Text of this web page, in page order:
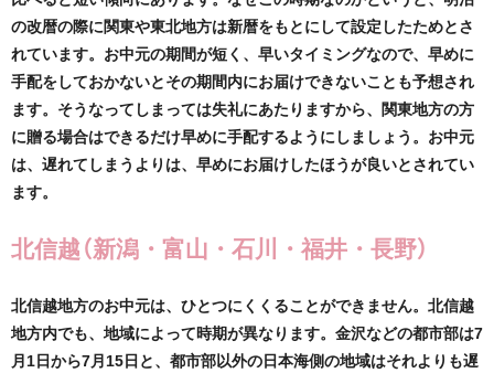
の改暦の際に関東や東北地方は新暦をもとにして設定したためとさ
れています。お中元の期間が短く、早いタイミングなので、早めに
手配をしておかないとその期間内にお届けできないことも予想され
ます。そうなってしまっては失礼にあたりますから、関東地方の方
に贈る場合はできるだけ早めに手配するようにしましょう。お中元
は、遅れてしまうよりは、早めにお届けしたほうが良いとされてい
ます。
北信越（新潟・富山・石川・福井・長野）
北信越地方のお中元は、ひとつにくくることができません。北信越
地方内でも、地域によって時期が異なります。金沢などの都市部は7
月1日から7月15日と、都市部以外の日本海側の地域はそれよりも遅